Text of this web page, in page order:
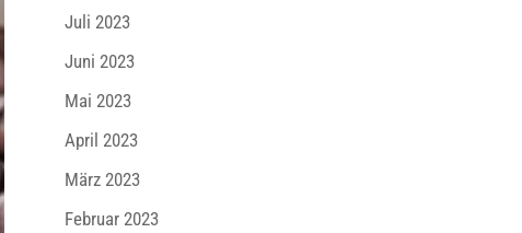
Juli 2023
Juni 2023
Mai 2023
April 2023
März 2023
Februar 2023